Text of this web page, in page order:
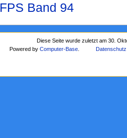
FPS Band 94
Diese Seite wurde zuletzt am 30.
Powered byComputer-Base Datenschutz